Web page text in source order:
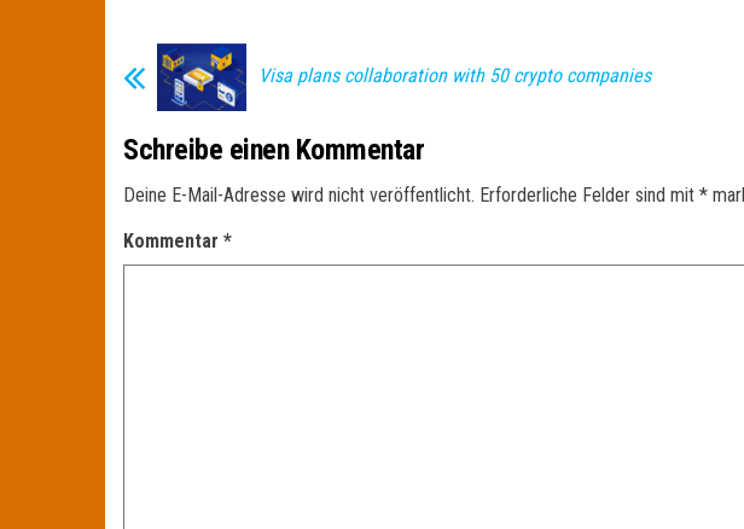
Visa plans collaboration with 50 crypto companies
Schreibe einen Kommentar
Deine E-Mail-Adresse wird nicht veröffentlicht. Erforderliche Felder sind mit *
Kommentar *